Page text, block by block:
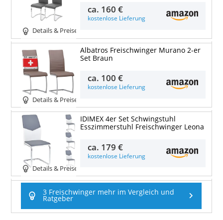
Details & Preise
ca. 160 €
kostenlose Lieferung
Details & Preise
Albatros Freischwinger Murano 2-er
Set Braun
ca. 100 €
kostenlose Lieferung
Details & Preise
IDIMEX 4er Set Schwingstuhl
Esszimmerstuhl Freischwinger Leona
ca. 179 €
kostenlose Lieferung
3 Freischwinger mehr im Vergleich und
Ratgeber